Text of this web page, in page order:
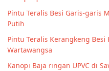
Pintu Teralis Besi Garis-garis
Putih
Pintu Teralis Kerangkeng Besi
Wartawangsa
Kanopi Baja ringan UPVC di